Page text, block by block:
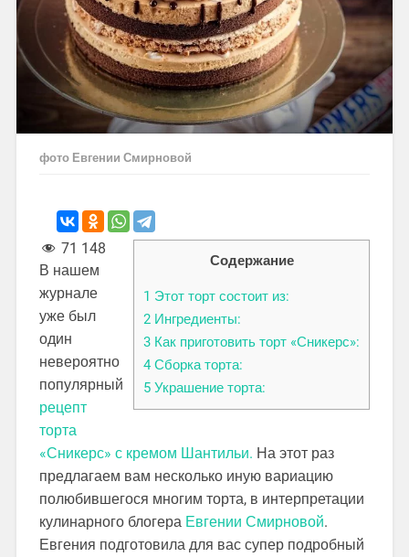
фото Евгении Смирновой
Содержание
1 Этот торт состоит из:
2 Ингредиенты:
3 Как приготовить торт «Сникерс»:
4 Сборка торта:
5 Украшение торта:
71 148
В нашем
журнале
уже был
один
невероятно
популярный
рецепт
торта
«Сникерс» с кремом Шантильи. На этот раз
предлагаем вам несколько иную вариацию
полюбившегося многим торта, в интерпретации
кулинарного блогера Евгении Смирновой.
Евгения подготовила для вас супер подробный